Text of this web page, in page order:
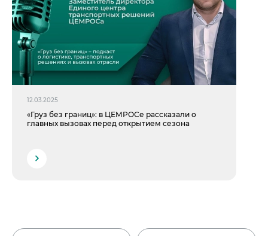
12.03.2025
«Груз без границ»: в ЦЕМРОСе рассказали о
главных вызовах перед открытием сезона